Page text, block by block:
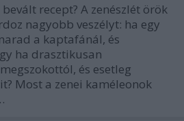
recept? A zenészlét örök
nagyobb veszélyt: ha egy
a kaptafánál, és
ha drasztikusan
és esetleg
Most a zenei kaméleonok